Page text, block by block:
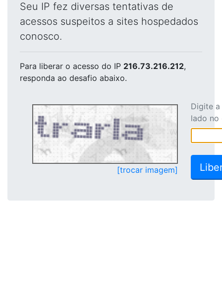
Seu IP fez diversas tentativas de
acessos suspeitos a sites hospedados
conosco.
Para liberar o acesso do IP 216.73.216.212,
responda ao desafio abaixo.
[trocar imagem]
Digite
lado no